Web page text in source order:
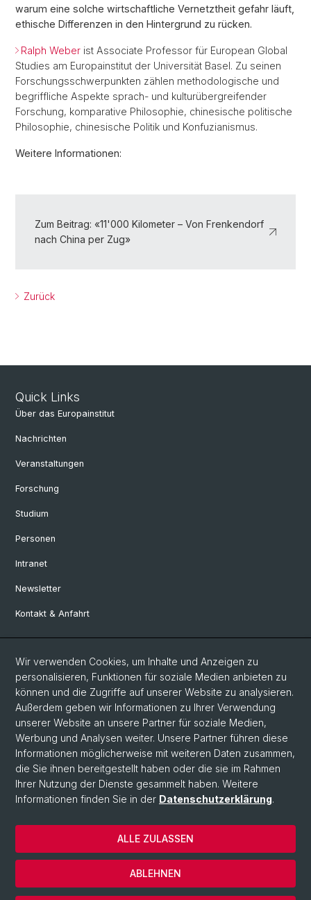
warum eine solche wirtschaftliche Vernetztheit gefahr läuft,
ethische Differenzen in den Hintergrund zu rücken.
Ralph Weber ist Associate Professor für European Global
Studies am Europainstitut der Universität Basel. Zu seinen
Forschungsschwerpunkten zählen methodologische und
begriffliche Aspekte sprach- und kulturübergreifender
Forschung, komparative Philosophie, chinesische politische
Philosophie, chinesische Politik und Konfuzianismus.
Weitere Informationen:
Zum Beitrag: «11'000 Kilometer – Von Frenkendorf
nach China per Zug»
Zurück
Quick Links
Über das Europainstitut
Nachrichten
Veranstaltungen
Forschung
Studium
Personen
Intranet
Newsletter
Kontakt & Anfahrt
Social Media
Facebook
LinkedIn
Instagram
© Universität Basel
Datenschutzerklärung
Wir verwenden Cookies, um Inhalte und Anzeigen zu
personalisieren, Funktionen für soziale Medien anbieten zu
können und die Zugriffe auf unserer Website zu analysieren.
Außerdem geben wir Informationen zu Ihrer Verwendung
unserer Website an unsere Partner für soziale Medien,
Werbung und Analysen weiter. Unsere Partner führen diese
Informationen möglicherweise mit weiteren Daten zusammen,
die Sie ihnen bereitgestellt haben oder die sie im Rahmen
Ihrer Nutzung der Dienste gesammelt haben. Weitere
Informationen finden Sie in der Datenschutzerklärung.
ABLEHNEN
ALLE ZULASSEN